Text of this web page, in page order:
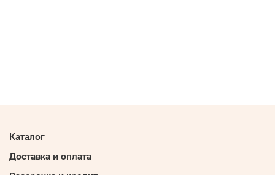
Каталог
Доставка и оплата